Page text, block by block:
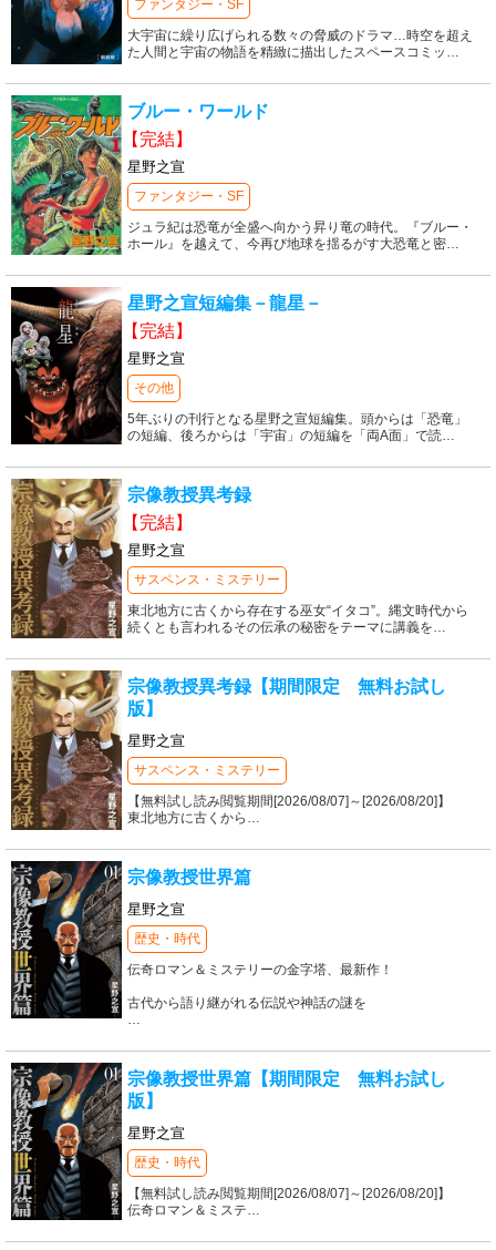
ファンタジー・SF
大宇宙に繰り広げられる数々の脅威のドラマ…時空を超え
た人間と宇宙の物語を精緻に描出したスペースコミッ …
ブルー・ワールド
【完結】
星野之宣
ファンタジー・SF
ジュラ紀は恐竜が全盛へ向かう昇り竜の時代。『ブルー・
ホール』を越えて、今再び地球を揺るがす大恐竜と密…
星野之宣短編集－龍星－
【完結】
星野之宣
その他
5年ぶりの刊行となる星野之宣短編集。頭からは「恐竜」
の短編、後ろからは「宇宙」の短編を「両A面」で読…
宗像教授異考録
【完結】
星野之宣
サスペンス・ミステリー
東北地方に古くから存在する巫女“イタコ”。縄文時代から
続くとも言われるその伝承の秘密をテーマに講義を…
宗像教授異考録【期間限定 無料お試し
版】
星野之宣
サスペンス・ミステリー
【無料試し読み閲覧期間[2026/08/07]～[2026/08/20]】
東北地方に古くから …
宗像教授世界篇
星野之宣
歴史・時代
伝奇ロマン＆ミステリーの金字塔、最新作！
古代から語り継がれる伝説や神話の謎を
…
宗像教授世界篇【期間限定 無料お試し
版】
星野之宣
歴史・時代
【無料試し読み閲覧期間[2026/08/07]～[2026/08/20]】
伝奇ロマン＆ミステ…